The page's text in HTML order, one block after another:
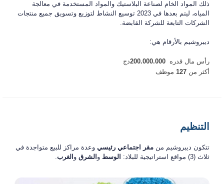
ذلك المواد الخام لصناعة البلاستيك والمواد المستخدمة في معالجة
المياه، ليتم بعدها في 2023 توسيع النشاط لتوزيع وتسويق جميع منتجات
الشركات التابعة للشركة القابضة.
ديبروشيم بالأرقام هي:
رأس مال قدره 200.000.000دج
أكثر من 127 موظف
التنظيم
تتكون ديبروشيم من مقر اجتماعي رئيسي وعدة مراكز للبيع متواجدة في
ثلاث (3) مواقع استراتيجية للبلاد:
الوسط و الشرق و الغرب.